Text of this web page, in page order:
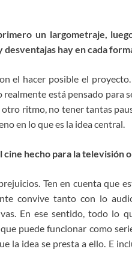
un largometraje,
desventajas hay en cada
el hacer posible el
está pensado para
ritmo, no tener tantas
en lo que es la idea central.
hecho para la televisión
Ten en cuenta que
convive tanto con lo
En ese sentido, todo lo
puede funcionar como
la idea se presta a ello. E